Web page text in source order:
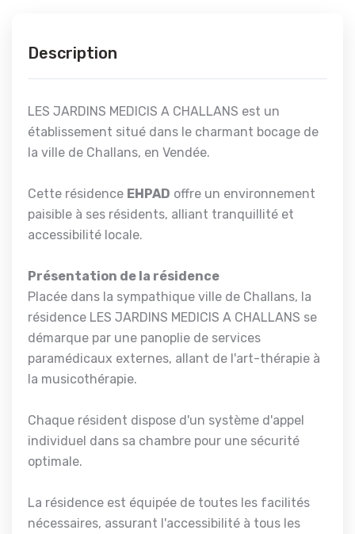
Description
LES JARDINS MEDICIS A CHALLANS est un
établissement situé dans le charmant bocage de
la ville de Challans, en Vendée.
Cette résidence EHPAD offre un environnement
paisible à ses résidents, alliant tranquillité et
accessibilité locale.
Présentation de la résidence
Placée dans la sympathique ville de Challans, la
résidence LES JARDINS MEDICIS A CHALLANS se
démarque par une panoplie de services
paramédicaux externes, allant de l'art-thérapie à
la musicothérapie.
Chaque résident dispose d'un système d'appel
individuel dans sa chambre pour une sécurité
optimale.
La résidence est équipée de toutes les facilités
nécessaires, assurant l'accessibilité à tous les